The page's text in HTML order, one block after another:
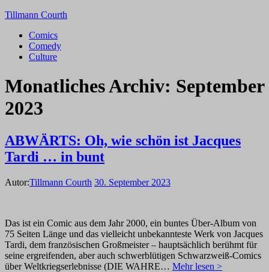
Tillmann Courth
Comics
Comedy
Culture
Monatliches Archiv: September
2023
ABWÄRTS: Oh, wie schön ist Jacques
Tardi … in bunt
Autor:Tillmann Courth 30. September 2023
Das ist ein Comic aus dem Jahr 2000, ein buntes Über-Album von
75 Seiten Länge und das vielleicht unbekannteste Werk von Jacques
Tardi, dem französischen Großmeister – hauptsächlich berühmt für
seine ergreifenden, aber auch schwerblütigen Schwarzweiß-Comics
über Weltkriegserlebnisse (DIE WAHRE… Mehr lesen >